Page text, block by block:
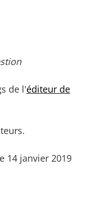
de l'éditeur de
14 janvier 2019